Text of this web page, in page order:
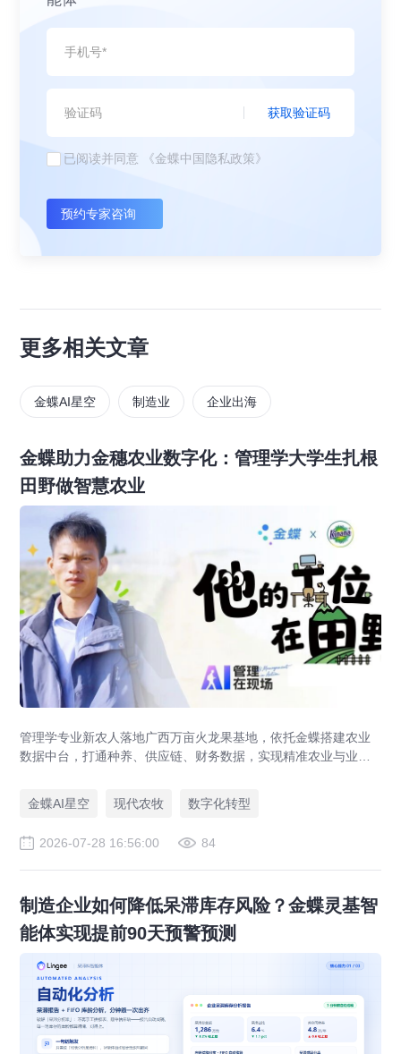
获取验证码
已阅读并同意 《金蝶中国隐私政策》
预约专家咨询
更多相关文章
金蝶AI星空 制造业 企业出海
金蝶助力金穗农业数字化：管理学大学生扎根
田野做智慧农业
管理学专业新农人落地广西万亩火龙果基地，依托金蝶搭建农业
数据中台，打通种养、供应链、财务数据，实现精准农业与业财
金蝶AI星空
现代农牧 数字化转型
2026-07-28 16:56:00 84
制造企业如何降低呆滞库存风险？金蝶灵基智
能体实现提前90天预警预测